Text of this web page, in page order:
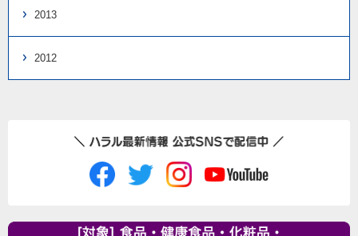
2013
2012